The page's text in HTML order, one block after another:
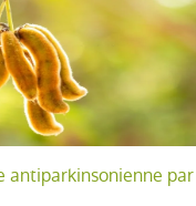
antiparkinsonienne